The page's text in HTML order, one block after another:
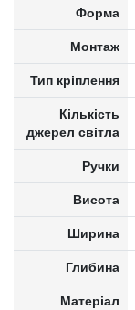
Форма
Монтаж
Тип кріплення
Кількість
джерел світла
Ручки
Висота
Ширина
Глибина
Матеріал